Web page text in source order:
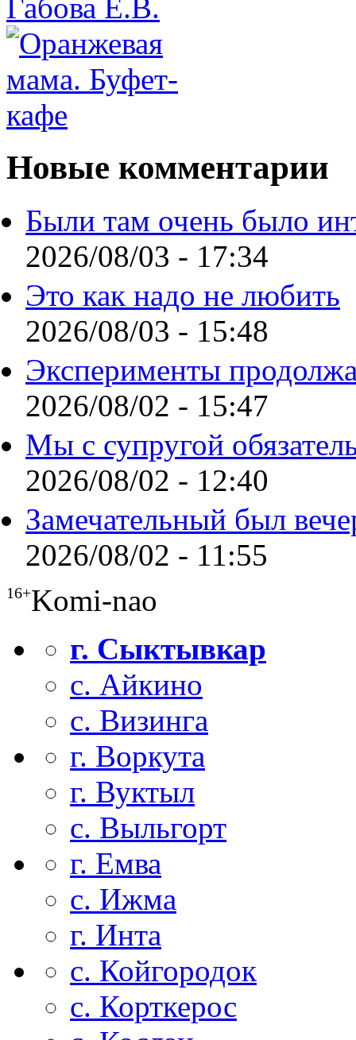
Новые комментарии
Были там очень было
2026/08/03 - 17:34
Это как надо не любить
2026/08/03 - 15:48
Эксперименты
2026/08/02 - 15:47
Мы с супругой
2026/08/02 - 12:40
Замечательный был
2026/08/02 - 11:55
16+Komi-nao
г. Сыктывкар
с. Айкино
с. Визинга
г. Воркута
г. Вуктыл
с. Выльгорт
г. Емва
с. Ижма
г. Инта
с. Койгородок
с. Корткерос